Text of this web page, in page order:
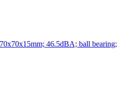
46.5dBA; ball bearing;